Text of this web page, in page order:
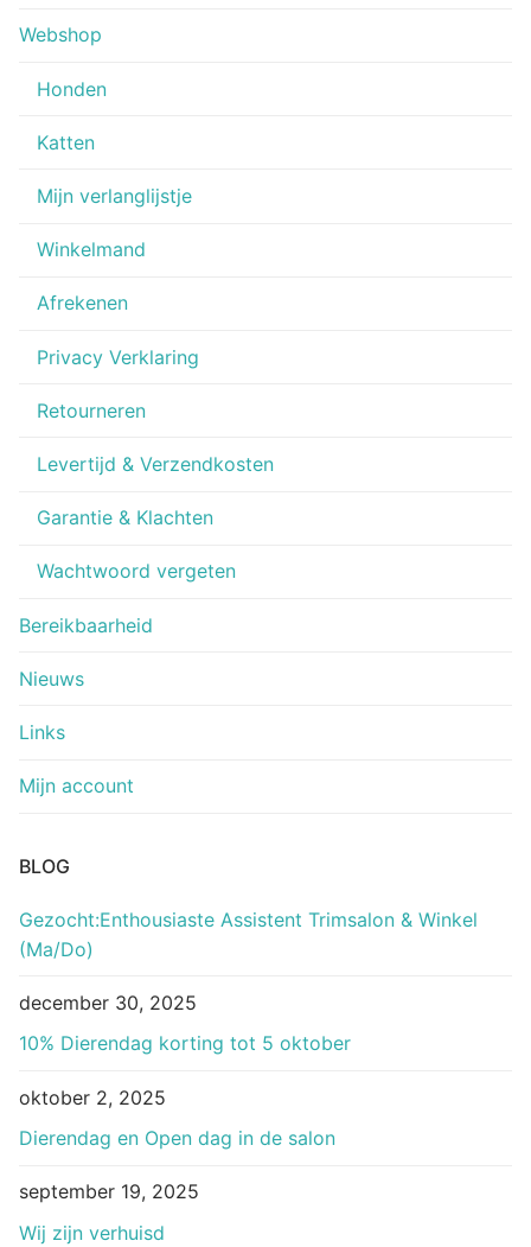
Webshop
Honden
Katten
Mijn verlanglijstje
Winkelmand
Afrekenen
Privacy Verklaring
Retourneren
Levertijd & Verzendkosten
Garantie & Klachten
Wachtwoord vergeten
Bereikbaarheid
Nieuws
Links
Mijn account
BLOG
Gezocht:Enthousiaste Assistent Trimsalon & Winkel
(Ma/Do)
december 30, 2025
10% Dierendag korting tot 5 oktober
oktober 2, 2025
Dierendag en Open dag in de salon
september 19, 2025
Wij zijn verhuisd